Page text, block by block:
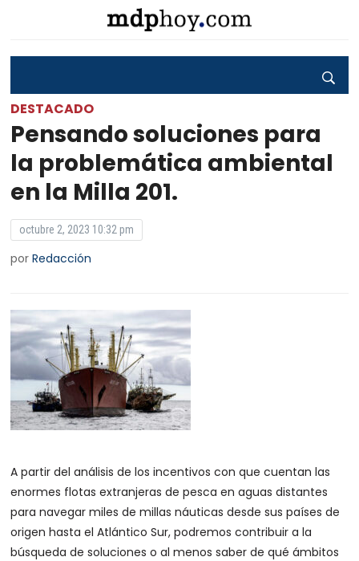
DESTACADO
Pensando soluciones para
la problemática ambiental
en la Milla 201.
octubre 2, 2023 10:32 pm
porRedacción
A partir del análisis de los incentivos con que cuentan las
enormes flotas extranjeras de pesca en aguas distantes
para navegar miles de millas náuticas desde sus países de
origen hasta el Atlántico Sur, podremos contribuir a la
búsqueda de soluciones o al menos saber de qué ámbitos